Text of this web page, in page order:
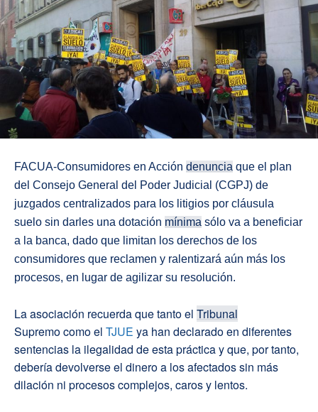
FACUA-Consumidores en Acción denuncia que el plan
del Consejo General del Poder Judicial (CGPJ) de
juzgados centralizados para los litigios por cláusula
suelo sin darles una dotación mínima sólo va a beneficiar
a la banca, dado que limitan los derechos de los
consumidores que reclamen y ralentizará aún más los
procesos, en lugar de agilizar su resolución.
La asociación recuerda que tanto el Tribunal
Supremo como el TJUE ya han declarado en diferentes
sentencias la ilegalidad de esta práctica y que, por tanto,
debería devolverse el dinero a los afectados sin más
dilación ni procesos complejos, caros y lentos.